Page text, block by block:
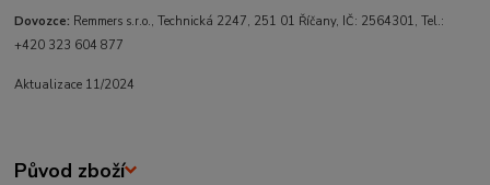
Dovozce: Remmers s.r.o., Technická 2247, 251 01 Říčany, IČ: 2564301, Tel.:
+420 323 604 877
Aktualizace 11/2024
Původ zboží